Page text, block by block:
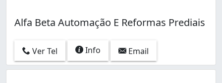
Alfa Beta Automação E Reformas Prediais
Ver Tel Info Email